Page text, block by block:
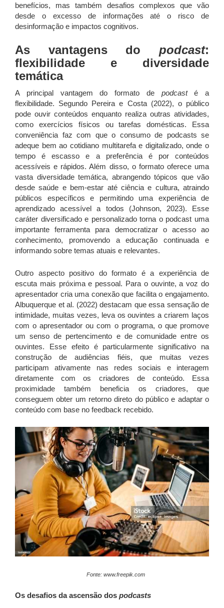
benefícios, mas também desafios complexos que vão
desde o excesso de informações até o risco de
desinformação e impactos cognitivos.
As vantagens do podcast:
flexibilidade e diversidade
temática
A principal vantagem do formato de podcasté a
flexibilidade. Segundo Pereira e Costa (2022), o público
pode ouvir conteúdos enquanto realiza outras atividades,
como exercícios físicos ou tarefas domésticas. Essa
conveniência faz com que o consumo de podcasts se
adeque bem ao cotidiano multitarefa e digitalizado, onde o
tempo é escasso e a preferência é por conteúdos
acessíveis e rápidos. Além disso, o formato oferece uma
vasta diversidade temática, abrangendo tópicos que vão
desde saúde e bem-estar até ciência e cultura, atraindo
públicos específicos e permitindo uma experiência de
aprendizado acessível a todos (Johnson, 2023). Esse
caráter diversificado e personalizado torna o podcast uma
importante ferramenta para democratizar o acesso ao
conhecimento, promovendo a educação continuada e
informando sobre temas atuais e relevantes.
Outro aspecto positivo do formato é a experiência de
escuta mais próxima e pessoal. Para o ouvinte, a voz do
apresentador cria uma conexão que facilita o engajamento.
Albuquerque et al. (2022) destacam que essa sensação de
intimidade, muitas vezes, leva os ouvintes a criarem laços
com o apresentador ou com o programa, o que promove
um senso de pertencimento e de comunidade entre os
ouvintes. Esse efeito é particularmente significativo na
construção de audiências fiéis, que muitas vezes
participam ativamente nas redes sociais e interagem
diretamente com os criadores de conteúdo. Essa
proximidade também beneficia os criadores, que
conseguem obter um retorno direto do público e adaptar o
conteúdo com base no feedback recebido.
Fonte: www.freepik.com
Os desafios da ascensão dos podcasts